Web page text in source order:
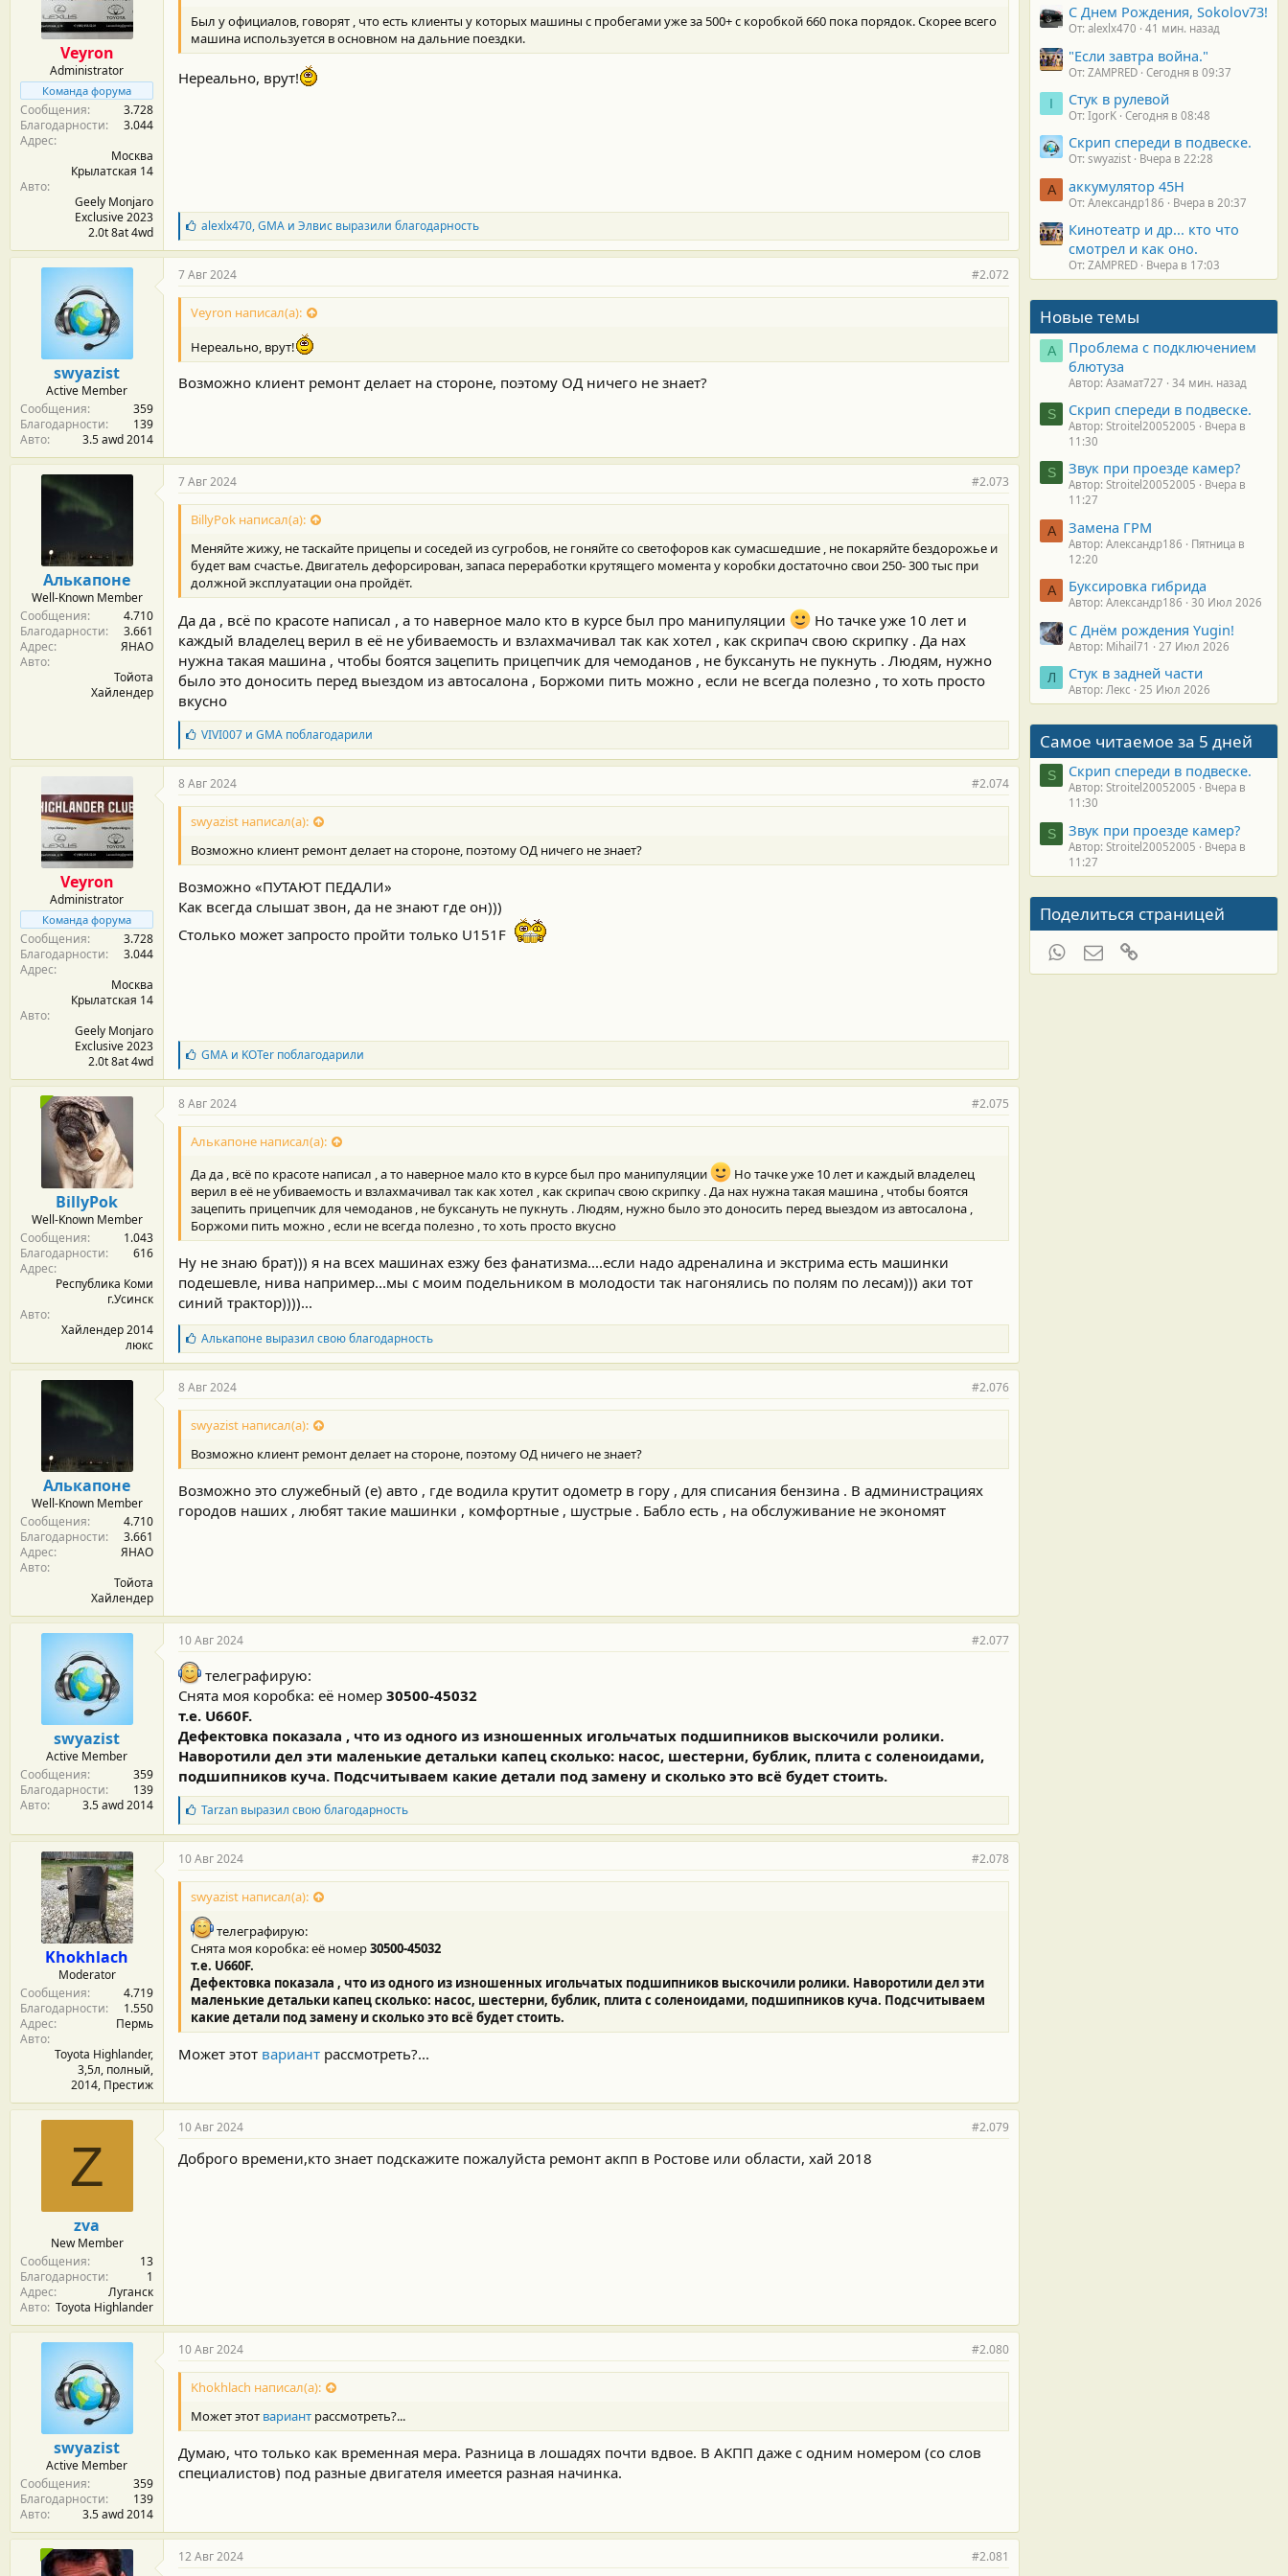
л
а
Veyron
Administrator
Команда форума
Сообщения
3.728
Благодарности
3.044
Адрес
Москва
Крылатская 14
Авто
Geely Monjaro
Exclusive 2023
2.0t 8at 4wd
Был у официалов, говорят , что есть клиенты у которых машины с пробегами уже за 500+ с коробкой 660 пока порядок. Скорее всего
машина используется в основном на дальние поездки.
Нереально, врут!
Б
л
а
г
о
д
а
н
о
с
т
alexlx470,GMAи Элвисвыразили благодарность
swyazist
Active Member
Сообщения
359
Благодарности
139
Авто
3.5 awd 2014
7 Авг 2024 #2.072
Veyron написал(а):
Нереально, врут!
Возможно клиент ремонт делает на стороне, поэтому ОД ничего не знает?
Алькапоне
Well-Known Member
Сообщения
4.710
Благодарности
3.661
Адрес
ЯНАО
Авто
Тойота
Хайлендер
7 Авг 2024 #2.073
BillyPok написал(а):
Меняйте жижу, не таскайте прицепы и соседей из сугробов, не гоняйте со светофоров как сумасшедшие , не покаряйте бездорожье и
будет вам счастье. Двигатель дефорсирован, запаса переработки крутящего момента у коробки достаточно свои 250- 300 тыс при
должной эксплуатации она пройдёт.
Да да , всё по красоте написал , а то наверное мало кто в курсе был про манипуляции
Но тачке уже 10 лет и
каждый владелец верил в её не убиваемость и взлахмачивал так как хотел , как скрипач свою скрипку . Да нах
нужна такая машина , чтобы боятся зацепить прицепчик для чемоданов , не буксануть не пукнуть . Людям, нужно
было это доносить перед выездом из автосалона , Боржоми пить можно , если не всегда полезно , то хоть просто
вкусно
Б
л
а
г
о
д
а
н
с
т
и
:
VIVI007и GMAпоблагодарили
Veyron
Administrator
Команда форума
Сообщения
3.728
Благодарности
3.044
Адрес
Москва
Крылатская 14
Авто
Geely Monjaro
Exclusive 2023
2.0t 8at 4wd
8 Авг 2024 #2.074
swyazist написал(а):
Возможно клиент ремонт делает на стороне, поэтому ОД ничего не знает?
Возможно «ПУТАЮТ ПЕДАЛИ»
Как всегда слышат звон, да не знают где он)))
Столько может запросто пройти только U151F
Б
л
а
г
о
д
а
н
о
с
т
и
GMAи KOTerпоблагодарили
BillyPok
Well-Known Member
Сообщения
1.043
Благодарности
616
Адрес
Республика Коми
г.Усинск
Авто
Хайлендер 2014
люкс
8 Авг 2024 #2.075
Алькапоне написал(а):
Да да , всё по красоте написал , а то наверное мало кто в курсе был про манипуляции
Но тачке уже 10 лет и каждый владелец
верил в её не убиваемость и взлахмачивал так как хотел , как скрипач свою скрипку . Да нах нужна такая машина , чтобы боятся
зацепить прицепчик для чемоданов , не буксануть не пукнуть . Людям, нужно было это доносить перед выездом из автосалона ,
Боржоми пить можно , если не всегда полезно , то хоть просто вкусно
Ну не знаю брат))) я на всех машинах езжу без фанатизма....если надо адреналина и экстрима есть машинки
подешевле, нива например...мы с моим подельником в молодости так нагонялись по полям по лесам))) аки тот
синий трактор))))...
Б
л
а
г
о
д
а
н
с
т
и
Алькапоневыразил свою благодарность
Алькапоне
Well-Known Member
Сообщения
4.710
Благодарности
3.661
Адрес
ЯНАО
Авто
Тойота
Хайлендер
8 Авг 2024 #2.076
swyazist написал(а):
Возможно клиент ремонт делает на стороне, поэтому ОД ничего не знает?
Возможно это служебный (е) авто , где водила крутит одометр в гору , для списания бензина . В администрациях
городов наших , любят такие машинки , комфортные , шустрые . Бабло есть , на обслуживание не экономят
swyazist
Active Member
Сообщения
359
Благодарности
139
Авто
3.5 awd 2014
10 Авг 2024 #2.077
телеграфирую:
Снята моя коробка: её номер 30500-45032
т.е. U660F.
Дефектовка показала , что из одного из изношенных игольчатых подшипников выскочили ролики.
Наворотили дел эти маленькие детальки капец сколько: насос, шестерни, бублик, плита с соленоидами,
подшипников куча. Подсчитываем какие детали под замену и сколько это всё будет стоить.
Б
л
а
г
о
д
а
р
н
о
с
т
и
:
Tarzanвыразил свою благодарность
Khokhlach
Moderator
Сообщения
4.719
Благодарности
1.550
Адрес
Пермь
Авто
Toyota Highlander,
3,5л, полный,
2014, Престиж
10 Авг 2024 #2.078
swyazist написал(а):
телеграфирую:
Снята моя коробка: её номер30500-45032
т.е. U660F.
Дефектовка показала , что из одного из изношенных игольчатых подшипников выскочили ролики. Наворотили дел эти
маленькие детальки капец сколько: насос, шестерни, бублик, плита с соленоидами, подшипников куча. Подсчитываем
какие детали под замену и сколько это всё будет стоить.
Может этот вариант рассмотреть?...
Z
zva
New Member
Сообщения
13
Благодарности
1
Адрес
Луганск
Авто Toyota Highlander
10 Авг 2024 #2.079
Доброго времени,кто знает подскажите пожалуйста ремонт акпп в Ростове или области, хай 2018
swyazist
Active Member
Сообщения
359
Благодарности
139
Авто
3.5 awd 2014
10 Авг 2024 #2.080
Khokhlach написал(а):
Может этот вариант рассмотреть?...
Думаю, что только как временная мера. Разница в лошадях почти вдвое. В АКПП даже с одним номером (со слов
специалистов) под разные двигателя имеется разная начинка.
12 Авг 2024 #2.081
С Днем Рождения, Sokolov73!
От: alexlx470 41 мин. назад
"Если завтра война."
От: ZAMPRED Сегодня в 09:37
I Стук в рулевой
От: IgorK Сегодня в 08:48
Скрип спереди в подвеске.
От: swyazist Вчера в 22:28
А аккумулятор 45H
От: Александр186 Вчера в 20:37
Кинотеатр и др... кто что
смотрел и как оно.
От: ZAMPRED Вчера в 17:03
Новые темы
А
Проблема с подключением
блютуза
Автор: Азамат727 34 мин. назад
S Скрип спереди в подвеске.
Автор: Stroitel20052005
Вчера в
11:30
S Звук при проезде камер?
Автор: Stroitel20052005
Вчера в
11:27
А Замена ГРМ
Автор: Александр186
Пятница в
12:20
А Буксировка гибрида
Автор: Александр186 30 Июл 2026
С Днём рождения Yugin!
Автор: Mihail71 27 Июл 2026
Л Стук в задней части
Автор: Лекс 25 Июл 2026
Самое читаемое за 5 дней
S Скрип спереди в подвеске.
Автор: Stroitel20052005
Вчера в
11:30
S Звук при проезде камер?
Автор: Stroitel20052005
Вчера в
11:27
Поделиться страницей
WhatsAppЭлектронная почта